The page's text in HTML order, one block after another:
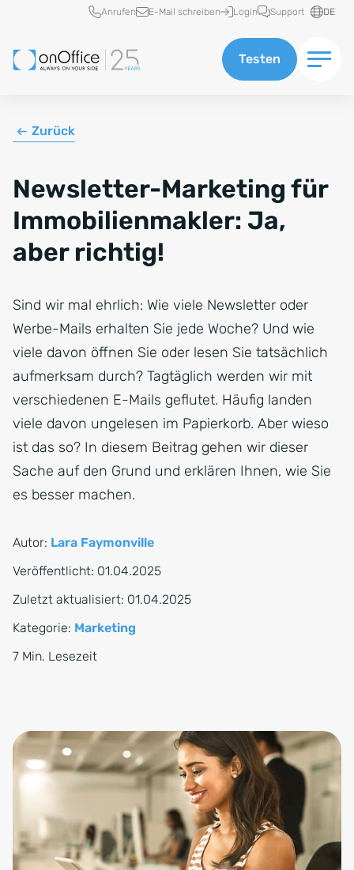
Schnellzugriff
Anrufen E-Mail schreiben Login Support DE
Testen
Zurück
Newsletter-Marketing für
Immobilienmakler: Ja,
aber richtig!
Sind wir mal ehrlich: Wie viele Newsletter oder
Werbe-Mails erhalten Sie jede Woche? Und wie
viele davon öffnen Sie oder lesen Sie tatsächlich
aufmerksam durch? Tagtäglich werden wir mit
verschiedenen E-Mails geflutet. Häufig landen
viele davon ungelesen im Papierkorb. Aber wieso
ist das so? In diesem Beitrag gehen wir dieser
Sache auf den Grund und erklären Ihnen, wie Sie
es besser machen.
Autor: Lara Faymonville
Veröffentlicht: 01.04.2025
Zuletzt aktualisiert: 01.04.2025
Kategorie: Marketing
7 Min. Lesezeit